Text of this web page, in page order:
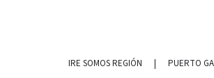
IRE SOMOS REGIÓN | PUERTO